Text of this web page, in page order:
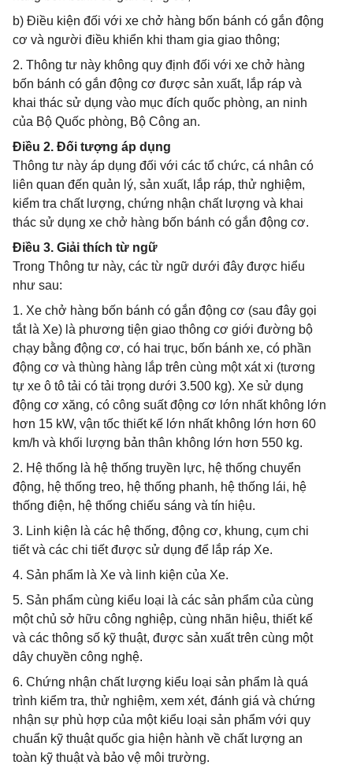
b) Điều kiện đối với xe chở hàng bốn bánh có gắn động
cơ và người điều khiển khi tham gia giao thông;
2. Thông tư này không quy định đối với xe chở hàng
bốn bánh có gắn động cơ được sản xuất, lắp ráp và
khai thác sử dụng vào mục đích quốc phòng, an ninh
của Bộ Quốc phòng, Bộ Công an.
Điều 2. Đối tượng áp dụng
Thông tư này áp dụng đối với các tổ chức, cá nhân có
liên quan đến quản lý, sản xuất, lắp ráp, thử nghiệm,
kiểm tra chất lượng, chứng nhận chất lượng và khai
thác sử dụng xe chở hàng bốn bánh có gắn động cơ.
Điều 3. Giải thích từ ngữ
Trong Thông tư này, các từ ngữ dưới đây được hiểu
như sau:
1. Xe chở hàng bốn bánh có gắn động cơ (sau đây gọi
tắt là Xe) là phương tiện giao thông cơ giới đường bộ
chạy bằng động cơ, có hai trục, bốn bánh xe, có phần
động cơ và thùng hàng lắp trên cùng một xát xi (tương
tự xe ô tô tải có tải trọng dưới 3.500 kg). Xe sử dụng
động cơ xăng, có công suất động cơ lớn nhất không lớn
hơn 15 kW, vận tốc thiết kế lớn nhất không lớn hơn 60
km/h và khối lượng bản thân không lớn hơn 550 kg.
2. Hệ thống là hệ thống truyền lực, hệ thống chuyển
động, hệ thống treo, hệ thống phanh, hệ thống lái, hệ
thống điện, hệ thống chiếu sáng và tín hiệu.
3. Linh kiện là các hệ thống, động cơ, khung, cụm chi
tiết và các chi tiết được sử dụng để lắp ráp Xe.
4. Sản phẩm là Xe và linh kiện của Xe.
5. Sản phẩm cùng kiểu loại là các sản phẩm của cùng
một chủ sở hữu công nghiệp, cùng nhãn hiệu, thiết kế
và các thông số kỹ thuật, được sản xuất trên cùng một
dây chuyền công nghệ.
6. Chứng nhận chất lượng kiểu loại sản phẩm là quá
trình kiểm tra, thử nghiệm, xem xét, đánh giá và chứng
nhận sự phù hợp của một kiểu loại sản phẩm với quy
chuẩn kỹ thuật quốc gia hiện hành về chất lượng an
toàn kỹ thuật và bảo vệ môi trường.